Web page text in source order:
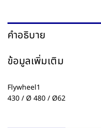
คำอธิบาย
ข้อมูลเพิ่มเติม
Flywheel1
430 / Ø 480 / Ø62